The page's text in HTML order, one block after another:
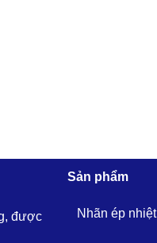
được
Sản phẩm
Nhãn ép nhiệt